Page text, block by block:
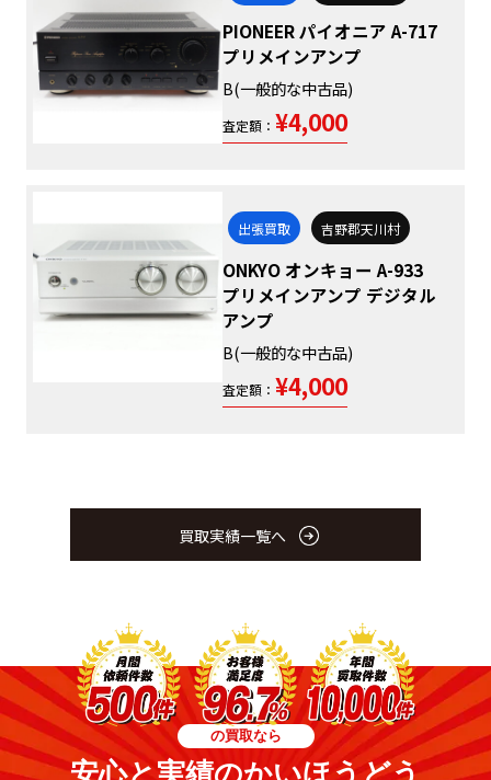
PIONEER パイオニア A-717
プリメインアンプ
B(一般的な中古品)
査定額： ¥4,000
出張買取 吉野郡天川村
ONKYO オンキョー A-933
プリメインアンプ デジタル
アンプ
B(一般的な中古品)
査定額： ¥4,000
買取実績一覧へ
の買取なら